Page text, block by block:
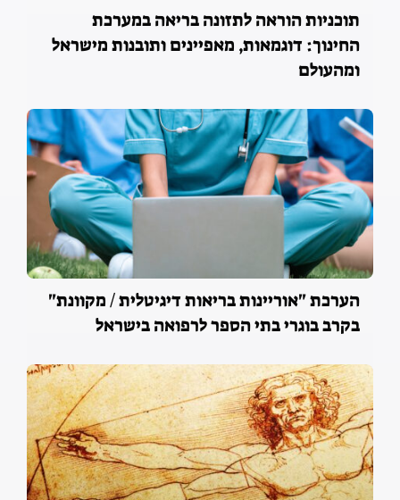
תוכניות הוראה לתזונה בריאה במערכת
החינוך: דוגמאות, מאפיינים ותובנות מישראל
ומהעולם
הערכת "אוריינות בריאות דיגיטלית / מקוונת"
בקרב בוגרי בתי הספר לרפואה בישראל